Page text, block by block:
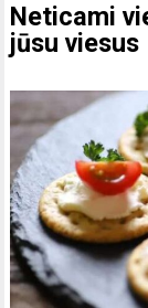
Neticami
jūsu viesus